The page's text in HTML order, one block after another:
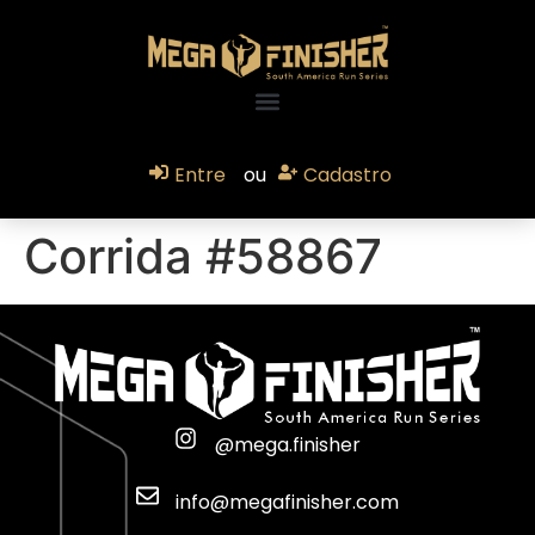
Entre ou Cadastro
Corrida #58867
@mega.finisher
info@megafinisher.com